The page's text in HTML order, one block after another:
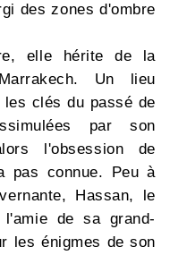
des zones d'ombre
elle hérite de la
Un lieu
clés du passé de
par son
l'obsession de
pas connue. Peu à
Hassan, le
l'amie de sa grand-
les énigmes de son